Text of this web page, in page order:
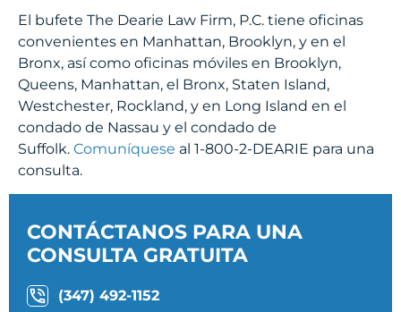
El bufete The Dearie Law Firm, P.C. tiene oficinas
convenientes en Manhattan, Brooklyn, y en el
Bronx, así como oficinas móviles en Brooklyn,
Queens, Manhattan, el Bronx, Staten Island,
Westchester, Rockland, y en Long Island en el
condado de Nassau y el condado de
Suffolk. Comuníquese al 1-800-2-DEARIE para una
consulta.
CONTÁCTANOS PARA UNA
CONSULTA GRATUITA
(347) 492-1152